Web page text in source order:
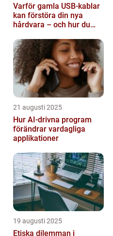
Varför gamla USB-kablar
kan förstöra din nya
hårdvara – och hur du
21 augusti 2025
Hur AI-drivna program
förändrar vardagliga
applikationer
19 augusti 2025
Etiska dilemman i